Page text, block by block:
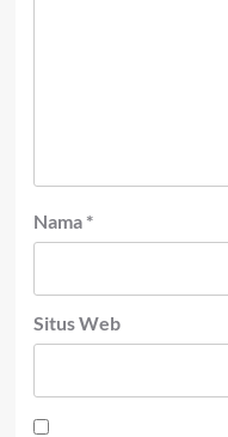
Nama *
Situs Web